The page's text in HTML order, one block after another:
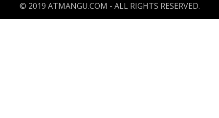
© 2019 ATMANGU.COM - ALL RIGHTS RESERVED.